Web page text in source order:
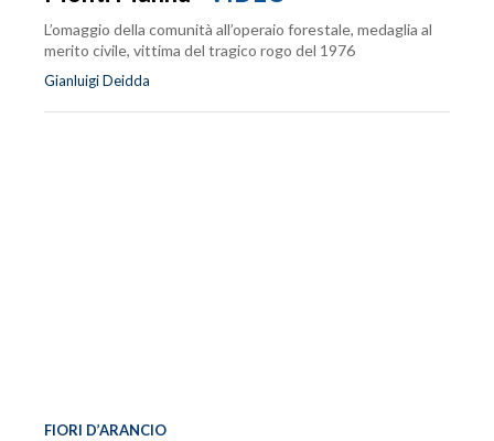
L’omaggio della comunità all’operaio forestale, medaglia al
merito civile, vittima del tragico rogo del 1976
Gianluigi Deidda
FIORI D’ARANCIO